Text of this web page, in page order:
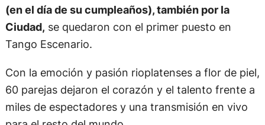
(en el día de su cumpleaños), también por la
Ciudad, se quedaron con el primer puesto en
Tango Escenario.
Con la emoción y pasión rioplatenses a flor de piel,
60 parejas dejaron el corazón y el talento frente a
miles de espectadores y una transmisión en vivo